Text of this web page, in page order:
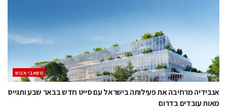
משאבי אנוש
אנבידיה מרחיבה את פעילותה בישראל עם סייט חדש בבאר שבע ותגייס
מאות עובדים בדרום